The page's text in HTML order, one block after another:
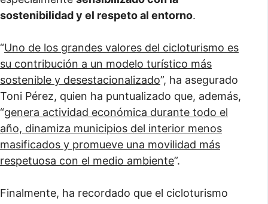
sostenibilidad y el respeto al entorno.
“Uno de los grandes valores del cicloturismo es
su contribución a un modelo turístico más
sostenible y desestacionalizado”, ha asegurado
Toni Pérez, quien ha puntualizado que, además,
“genera actividad económica durante todo el
año, dinamiza municipios del interior menos
masificados y promueve una movilidad más
respetuosa con el medio ambiente”.
Finalmente, ha recordado que el cicloturismo